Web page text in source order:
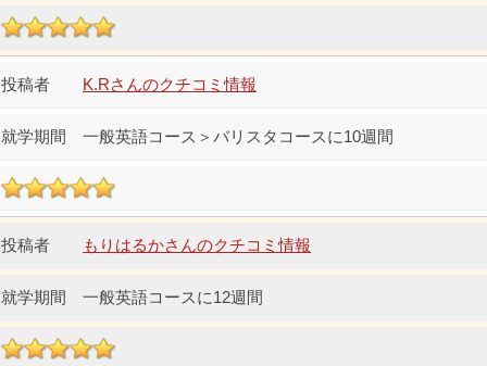
K.Rさんのクチコミ情報
一般英語コース＞バリスタコースに10週間
もりはるかさんのクチコミ情報
一般英語コースに12週間